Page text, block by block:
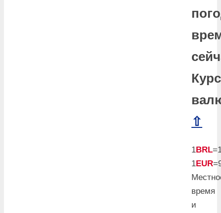
Курс
⇧
1BRL
1EUR
время
и